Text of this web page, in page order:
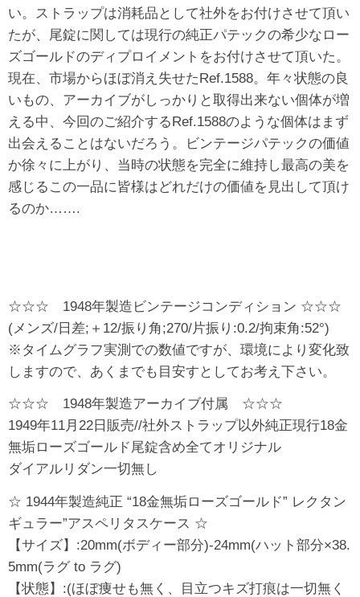
い。ストラップは消耗品として社外をお付けさせて頂い
たが、尾錠に関しては現行の純正パテックの希少なロー
ズゴールドのディプロイメントをお付けさせて頂いた。
現在、市場からほぼ消え失せたRef.1588。年々状態の良
いもの、アーカイブがしっかりと取得出来ない個体が増
える中、今回のご紹介するRef.1588のような個体はまず
出会えることはないだろう。ビンテージパテックの価値
か徐々に上がり、当時の状態を完全に維持し最高の美を
感じるこの一品に皆様はどれだけの価値を見出して頂け
るのか…….
☆☆☆ 1948年製造ビンテージコンディション ☆☆☆
(メンズ/日差;＋12/振り角;270/片振り:0.2/拘束角:52°)
※タイムグラフ実測での数値ですが、環境により変化致
しますので、あくまでも目安すとしてお考え下さい。
☆☆☆ 1948年製造アーカイブ付属 ☆☆☆
1949年11月22日販売//社外ストラップ以外純正現行18金
無垢ローズゴールド尾錠含め全てオリジナル
ダイアルリダン一切無し
☆ 1944年製造純正 “18金無垢ローズゴールド” レクタン
ギュラー”アスペリタスケース ☆
【サイズ】:20mm(ボディー部分)-24mm(ハット部分×38.
5mm(ラグ to ラグ)
【状態】:(ほぼ痩せも無く、目立つキズ打痕は一切無く